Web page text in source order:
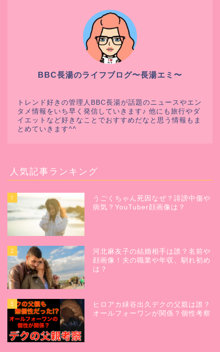
BBC長湯のライフブログ〜長湯エミ〜
トレンド好きの管理人BBC長湯が話題のニュースやエン
タメ情報をいち早く発信していきます♪ 他にも旅行やダ
イエットなど好きなことでおすすめだなと思う情報もま
とめていきます^^
人気記事ランキング
1
うごくちゃん死因なぜ？誹謗中傷や
病気？YouTuber顔画像は？
2
河北麻友子の結婚相手は誰？名前や
顔画像！夫の職業や年収、馴れ初め
は？
3
ヒロアカ緑谷出久デクの父親は誰？
オールフォーワンが関係？個性考察